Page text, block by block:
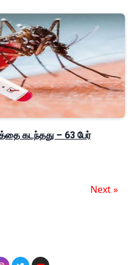
கடந்தது – 63 பேர்
Next »